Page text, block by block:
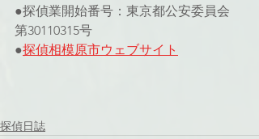
●探偵業開始番号：東京都公安委員会
第30110315号
●探偵相模原市ウェブサイト
探偵日誌